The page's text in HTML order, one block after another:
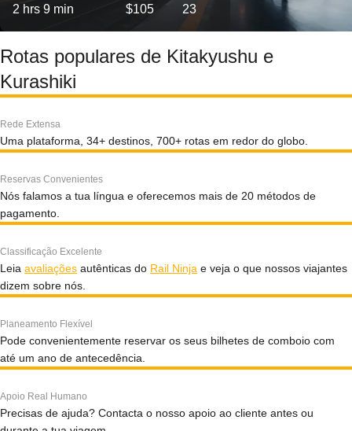
2 hrs 9 min $105 23
Rotas populares de Kitakyushu e
Kurashiki
Rede Extensa
Uma plataforma, 34+ destinos, 700+ rotas em redor do globo.
Reservas Convenientes
Nós falamos a tua língua e oferecemos mais de 20 métodos de
pagamento.
Classificação Excelente
Leia avaliações autênticas do Rail Ninja e veja o que nossos viajantes
dizem sobre nós.
Planeamento Flexível
Pode convenientemente reservar os seus bilhetes de comboio com
até um ano de antecedência.
Apoio Real Humano
Precisas de ajuda? Contacta o nosso apoio ao cliente antes ou